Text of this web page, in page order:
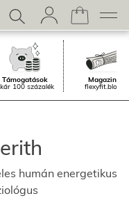
Támogatások
100 százalék
Magazin.
flexyfit.blog
humán energetikus